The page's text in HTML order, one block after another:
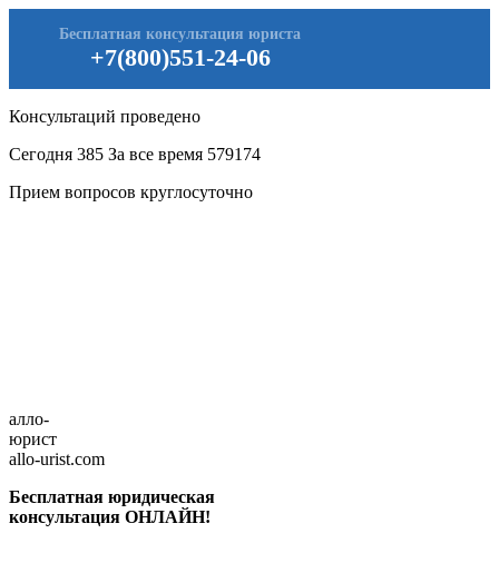
+7(800)551-24-06
Бесплатная консультация юриста
Консультаций проведено
Сегодня 385 За все время 579174
Прием вопросов круглосуточно
алло-
юрист
allo-urist.com
Бесплатная юридическая
консультация ОНЛАЙН!